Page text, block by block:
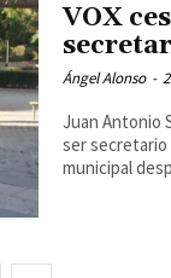
VOX
Ángel Alonso -
Juan Antonio
ser secretario del
municipal